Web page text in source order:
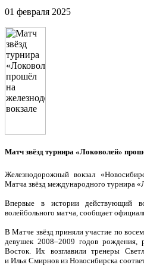
01 февраля 2025
Матч звёзд турнира «Локоволей»
Железнодорожный вокзал
Матча звёзд международного турнира
Впервые в истории действующий
волейбольного матча, сообщает
В Матче звёзд приняли участие по
девушек 2008–2009 годов рождения,
Восток. Их возглавили тренеры
и Илья Смирнов из Новосибирска